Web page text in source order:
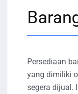
Persediaan
yang dimiliki
segera dijual.